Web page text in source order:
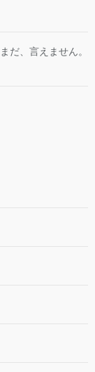
だ、言えません。